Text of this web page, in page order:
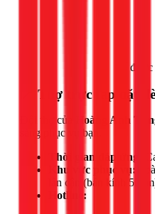
để
📍 Thợ trực lắp đặt
Đội thợ của Hoàng Anh
sàng phục vụ bạn.
Thời gian đáp ứng:
Khu vực phục vụ:
lân cận (bán kính
Hotline: